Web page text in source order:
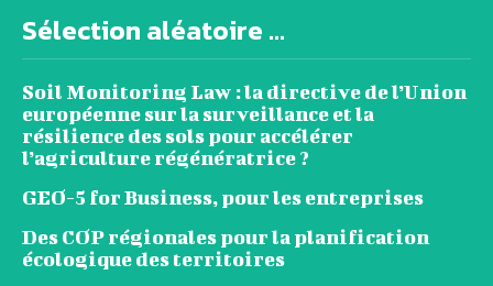
Sélection aléatoire ...
Soil Monitoring Law : la directive de l’Union
européenne sur la surveillance et la
résilience des sols pour accélérer
l’agriculture régénératrice ?
GEO-5 for Business, pour les entreprises
Des COP régionales pour la planification
écologique des territoires